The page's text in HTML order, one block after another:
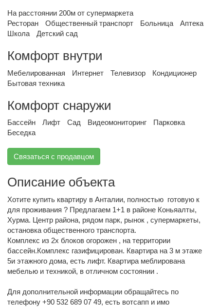
На расстоянии 200м от супермаркета
Ресторан
Общественный транспорт Больница
Аптека
Школа
Детский сад
Комфорт внутри
Мебелированная Интернет Телевизор
Кондиционер
Бытовая техника
Комфорт снаружи
Бассейн Лифт Сад Видеомониторинг
Парковка
Беседка
Связаться с продавцом
Описание объекта
Хотите купить квартиру в Анталии, полностью готовую к
для проживания ? Предлагаем 1+1 в районе Коньяалты,
Хурма. Центр района, рядом парк, рынок , супермаркеты,
остановка общественного транспорта.
Комплекс из 2х блоков огорожен , на территории
бассейн.Комплекс газифицирован. Квартира на 3 м этаже
5и этажного дома, есть лифт. Квартира меблирована
мебелью и техникой, в отличном состоянии .
Для дополнительной информации обращайтесь по
телефону +90 532 689 07 49, есть вотсапп и имо